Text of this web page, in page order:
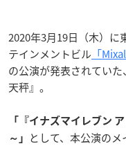
2020年3月19日（木）に
テインメントビル 「
の公演が発表されてい
天秤』。
「『イナズマイレブン
～」
として、本公演の